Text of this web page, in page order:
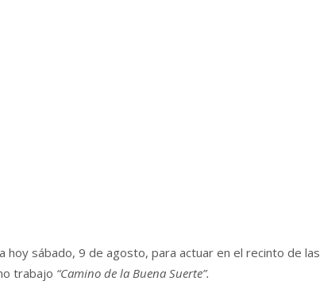
sábado, 9 de agosto, para actuar en el recinto de las
trabajo “Camino de la Buena Suerte”.